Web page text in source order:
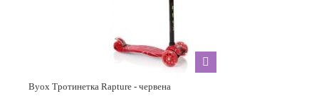
Byox Тротинетка Rapture - червена